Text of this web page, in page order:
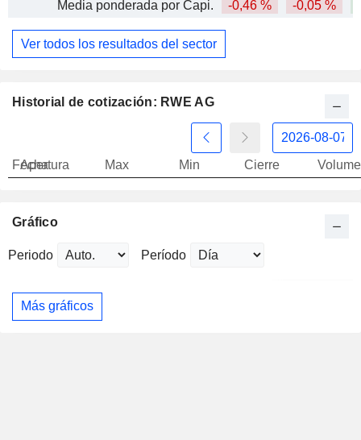
Media ponderada por Capi. -0,46 % -0,05 %
Ver todos los resultados del sector
Historial de cotización: RWE AG
Fecha
Apertura Max Min Cierre
Gráfico
Periodo Período
Más gráficos